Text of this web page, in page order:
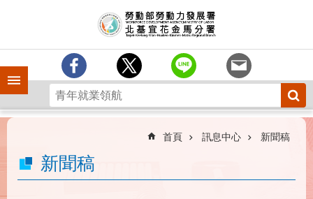
手機側欄
中
分
簡
業
務
首頁 訊息中心 新聞稿
新聞稿